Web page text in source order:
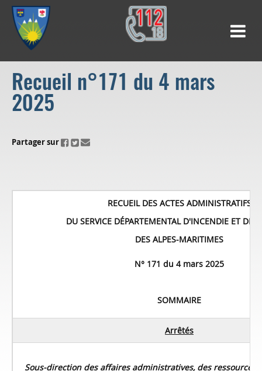
Recueil n°171 du 4 mars
2025
ui.fo.accessibility.echappement.partage
Partager sur
RECUEIL DES ACTES ADMINISTRATIFS
DU SERVICE DÉPARTEMENTAL D'INCENDIE ET DE
DES ALPES-MARITIMES
N° 171 du 4 mars 2025
SOMMAIRE
Arrêtés
Sous-direction des affaires administratives, des ressources